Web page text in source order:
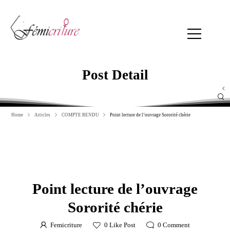
Post Detail
Home Articles COMPTE RENDU Point lecture de l’ouvrage Sororité chérie
Point lecture de l’ouvrage
Sororité chérie
Femicriture 0 Like Post 0 Comment